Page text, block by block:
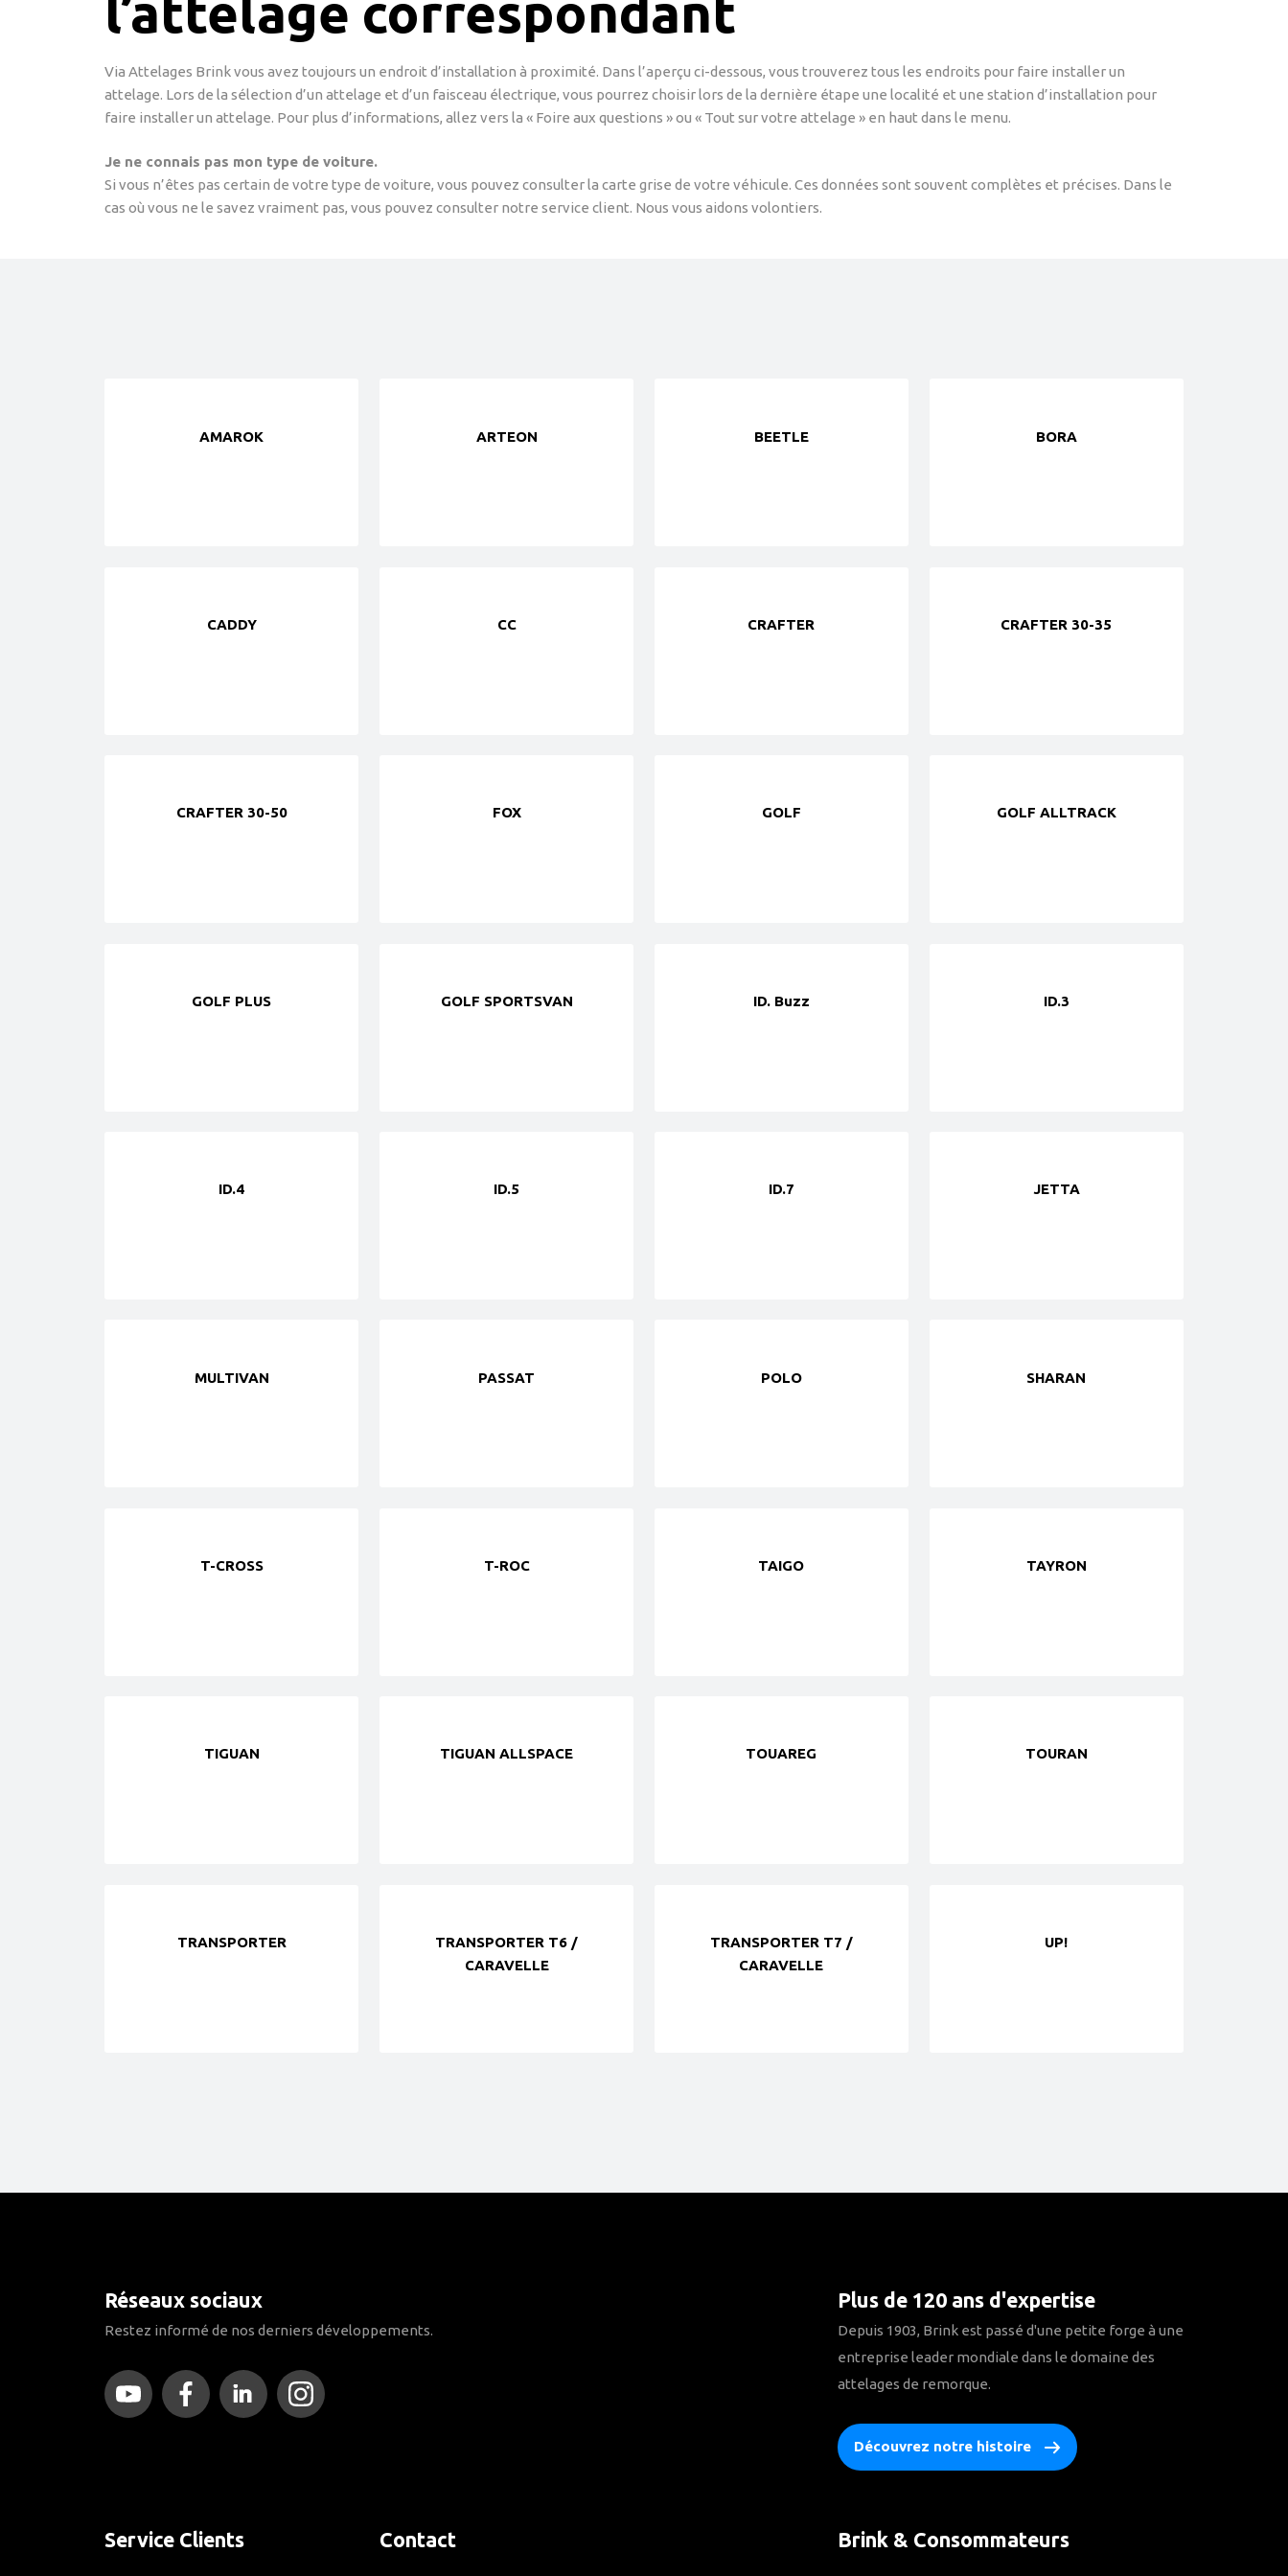
l’attelage correspondant
Via Attelages Brink vous avez toujours un endroit d’installation à proximité. Dans l’aperçu ci-dessous, vous trouverez tous les endroits pour faire installer un
attelage. Lors de la sélection d’un attelage et d’un faisceau électrique, vous pourrez choisir lors de la dernière étape une localité et une station d’installation pour
faire installer un attelage. Pour plus d’informations, allez vers la « Foire aux questions » ou « Tout sur votre attelage » en haut dans le menu.
Je ne connais pas mon type de voiture.
Si vous n’êtes pas certain de votre type de voiture, vous pouvez consulter la carte grise de votre véhicule. Ces données sont souvent complètes et précises. Dans le
cas où vous ne le savez vraiment pas, vous pouvez consulter notre service client. Nous vous aidons volontiers.
AMAROK ARTEON BEETLE BORA
CADDY CC CRAFTER CRAFTER 30-35
CRAFTER 30-50 FOX GOLF GOLF ALLTRACK
GOLF PLUS GOLF SPORTSVAN ID. Buzz ID.3
ID.4 ID.5 ID.7 JETTA
MULTIVAN PASSAT POLO SHARAN
T-CROSS T-ROC TAIGO TAYRON
TIGUAN TIGUAN ALLSPACE TOUAREG TOURAN
TRANSPORTER
TRANSPORTER T6 /
CARAVELLE
TRANSPORTER T7 /
CARAVELLE
UP!
Réseaux sociaux
Restez informé de nos derniers développements.
Plus de 120 ans d'expertise
Depuis 1903, Brink est passé d'une petite forge à une
entreprise leader mondiale dans le domaine des
attelages de remorque.
Découvrez notre histoire
Service Clients Contact Brink & Consommateurs